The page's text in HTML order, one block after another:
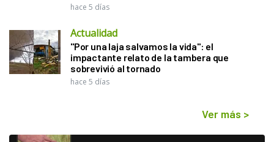
hace 5 días
Actualidad
"Por una laja salvamos la vida": el
impactante relato de la tambera que
sobrevivió al tornado
hace 5 días
Ver más >